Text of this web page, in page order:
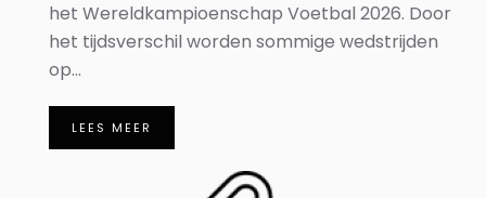
het Wereldkampioenschap Voetbal 2026. Door
het tijdsverschil worden sommige wedstrijden
op...
LEES MEER